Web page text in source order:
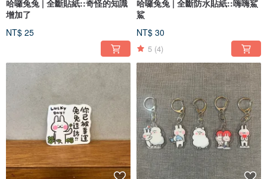
哈囉兔兔 | 全斷貼紙::奇怪的知識
增加了
NT$ 25
哈囉兔兔 | 全斷防水貼紙::嗨嗨鯊
鯊
NT$ 30
5 (4)